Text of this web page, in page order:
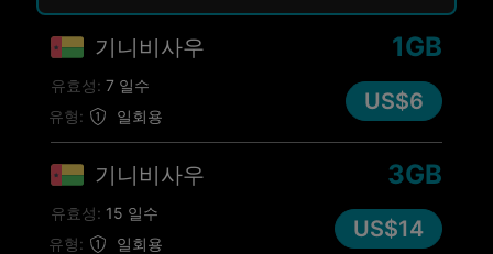
기니비사우
유형: 일회용
1GB
유효성: 7 일수
US$6
기니비사우
유형: 일회용
3GB
유효성: 15 일수
US$14